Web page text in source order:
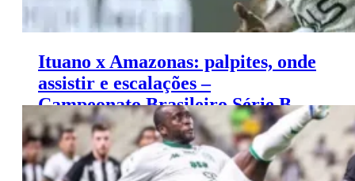
Ituano x Amazonas: palpites, onde
assistir e escalações –
Campeonato Brasileiro Série B
(22/11)